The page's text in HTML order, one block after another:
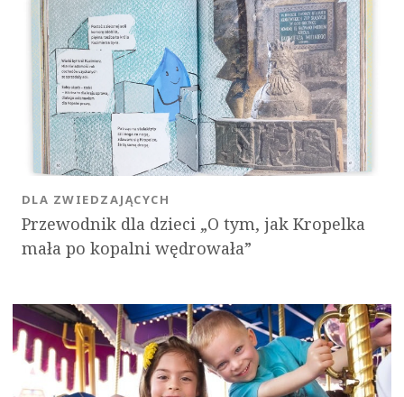
Przewodnik dla dzieci „O tym, jak Kropelka
mała po kopalni wędrowała”
DLA ZWIEDZAJĄCYCH